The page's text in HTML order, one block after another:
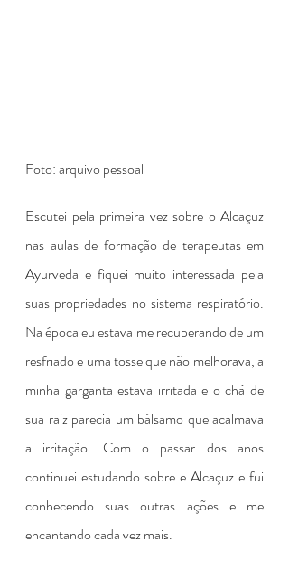
Foto: arquivo pessoal
Escutei pela primeira vez sobre o Alcaçuz
nas aulas de formação de terapeutas em
Ayurveda e fiquei muito interessada pela
suas propriedades no sistema respiratório.
Na época eu estava me recuperando de um
resfriado e uma tosse que não melhorava, a
minha garganta estava irritada e o chá de
sua raiz parecia um bálsamo que acalmava
a irritação. Com o passar dos anos
continuei estudando sobre e Alcaçuz e fui
conhecendo suas outras ações e me
encantando cada vez mais.